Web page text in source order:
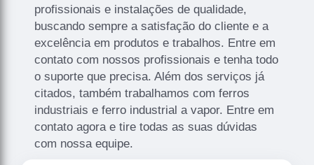
profissionais e instalações de qualidade,
buscando sempre a satisfação do cliente e a
excelência em produtos e trabalhos. Entre em
contato com nossos profissionais e tenha todo
o suporte que precisa. Além dos serviços já
citados, também trabalhamos com ferros
industriais e ferro industrial a vapor. Entre em
contato agora e tire todas as suas dúvidas
com nossa equipe.